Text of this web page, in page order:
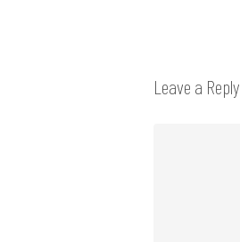
Leave a Reply